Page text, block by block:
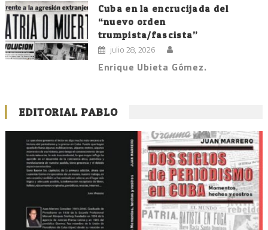
Cuba en la encrucijada del
“nuevo orden
trumpista/fascista”
julio 28, 2026
Enrique Ubieta Gómez.
EDITORIAL PABLO